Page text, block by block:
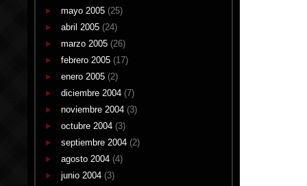
mayo 2005 (25)
abril 2005 (24)
marzo 2005 (26)
febrero 2005 (17)
enero 2005 (2)
diciembre 2004 (7)
noviembre 2004 (3)
octubre 2004 (3)
septiembre 2004 (2)
agosto 2004 (4)
junio 2004 (3)